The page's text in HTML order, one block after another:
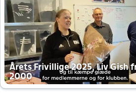
Årets Frivillige 2025, Liv Gish
2000